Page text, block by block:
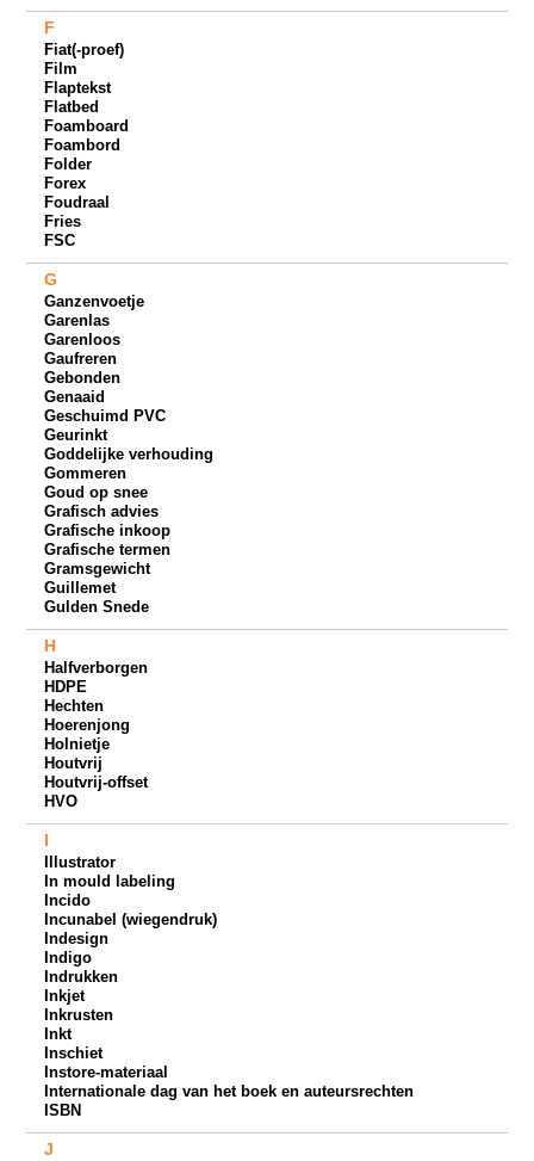
F
Fiat(-proef)
Film
Flaptekst
Flatbed
Foamboard
Foambord
Folder
Forex
Foudraal
Fries
FSC
G
Ganzenvoetje
Garenlas
Garenloos
Gaufreren
Gebonden
Genaaid
Geschuimd PVC
Geurinkt
Goddelijke verhouding
Gommeren
Goud op snee
Grafisch advies
Grafische inkoop
Grafische termen
Gramsgewicht
Guillemet
Gulden Snede
H
Halfverborgen
HDPE
Hechten
Hoerenjong
Holnietje
Houtvrij
Houtvrij-offset
HVO
I
Illustrator
In mould labeling
Incido
Incunabel (wiegendruk)
Indesign
Indigo
Indrukken
Inkjet
Inkrusten
Inkt
Inschiet
Instore-materiaal
Internationale dag van het boek en auteursrechten
ISBN
J